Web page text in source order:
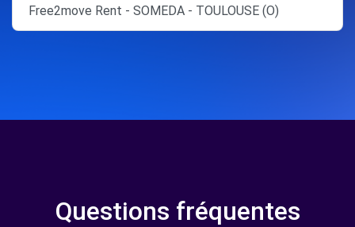
Free2move Rent - SOMEDA - TOULOUSE (O)
Questions fréquentes